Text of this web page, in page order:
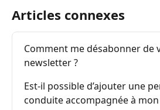
Articles connexes
Comment me désabonner de
newsletter ?
Est-il possible d’ajouter une
conduite accompagnée à